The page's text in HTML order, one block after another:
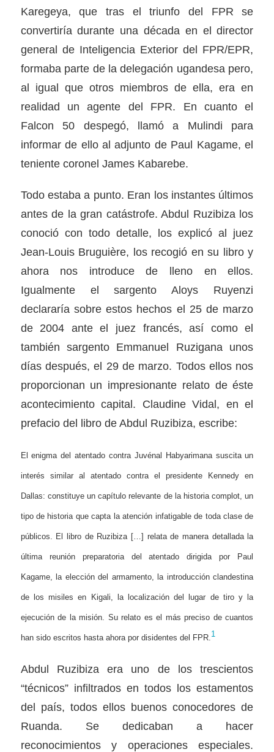
Karegeya, que tras el triunfo del FPR se
convertiría durante una década en el director
general de Inteligencia Exterior del FPR/EPR,
formaba parte de la delegación ugandesa pero,
al igual que otros miembros de ella, era en
realidad un agente del FPR. En cuanto el
Falcon 50 despegó, llamó a Mulindi para
informar de ello al adjunto de Paul Kagame, el
teniente coronel James Kabarebe.
Todo estaba a punto. Eran los instantes últimos
antes de la gran catástrofe. Abdul Ruzibiza los
conoció con todo detalle, los explicó al juez
Jean-Louis Bruguière, los recogió en su libro y
ahora nos introduce de lleno en ellos.
Igualmente el sargento Aloys Ruyenzi
declararía sobre estos hechos el 25 de marzo
de 2004 ante el juez francés, así como el
también sargento Emmanuel Ruzigana unos
días después, el 29 de marzo. Todos ellos nos
proporcionan un impresionante relato de éste
acontecimiento capital. Claudine Vidal, en el
prefacio del libro de Abdul Ruzibiza, escribe:
El enigma del atentado contra Juvénal Habyarimana suscita un
interés similar al atentado contra el presidente Kennedy en
Dallas: constituye un capítulo relevante de la historia complot, un
tipo de historia que capta la atención infatigable de toda clase de
públicos. El libro de Ruzibiza […] relata de manera detallada la
última reunión preparatoria del atentado dirigida por Paul
Kagame, la elección del armamento, la introducción clandestina
de los misiles en Kigali, la localización del lugar de tiro y la
ejecución de la misión. Su relato es el más preciso de cuantos
han sido escritos hasta ahora por disidentes del FPR. 1
Abdul Ruzibiza era uno de los trescientos
“técnicos” infiltrados en todos los estamentos
del país, todos ellos buenos conocedores de
Ruanda. Se dedicaban a hacer
reconocimientos y operaciones especiales.